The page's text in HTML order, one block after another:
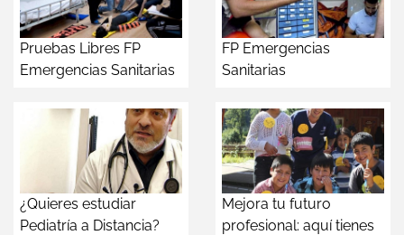
Pruebas Libres FP
Emergencias Sanitarias
FP Emergencias
Sanitarias
¿Quieres estudiar
Pediatría a Distancia?
Mejora tu futuro
profesional: aquí tienes